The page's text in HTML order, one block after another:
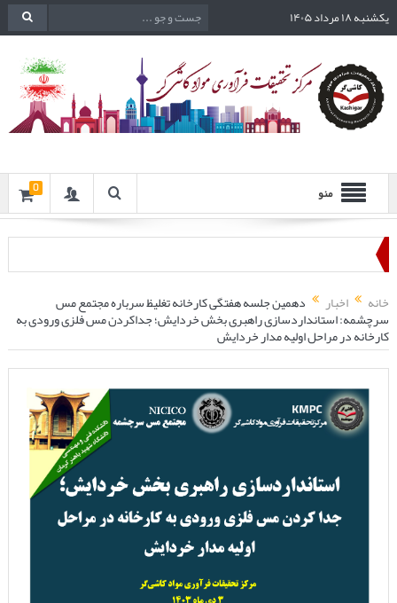
یکشنبه ۱۸ مرداد ۱۴۰۵
منو 0
خانه اخبار دهمین جلسه هفتگی کارخانه تغلیظ سرباره مجتمع مس
سرچشمه: استانداردسازی راهبری بخش خردایش؛ جداکردن مس فلزی ورودی به
کارخانه در مراحل اولیه مدار خردایش